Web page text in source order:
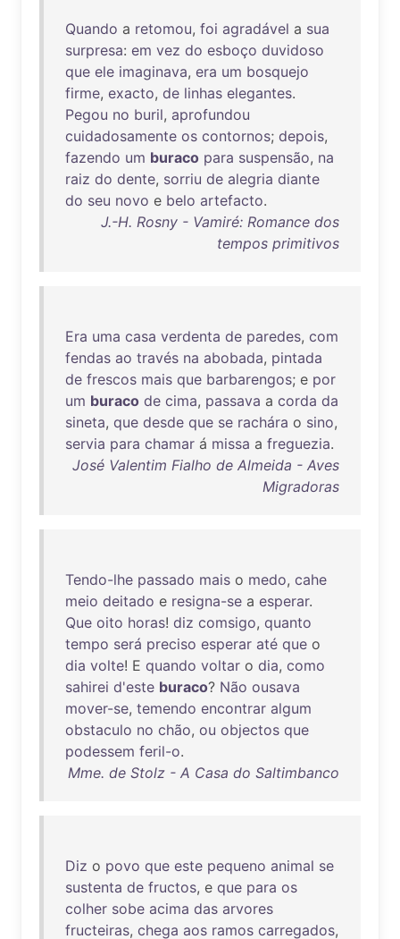
Quando a retomou, foi agradável a sua
surpresa: em vez do esboço duvidoso
que ele imaginava, era um bosquejo
firme, exacto, de linhas elegantes.
Pegou no buril, aprofundou
cuidadosamente os contornos; depois,
fazendo um buraco para suspensão, na
raiz do dente, sorriu de alegria diante
do seu novo e belo artefacto.
J.-H. Rosny - Vamiré: Romance dos
tempos primitivos
Era uma casa verdenta de paredes, com
fendas ao través na abobada, pintada
de frescos mais que barbarengos; e por
um buraco de cima, passava a corda da
sineta, que desde que se rachára o sino,
servia para chamar á missa a freguezia.
José Valentim Fialho de Almeida - Aves
Migradoras
Tendo-lhe passado mais o medo, cahe
meio deitado e resigna-se a esperar.
Que oito horas! diz comsigo, quanto
tempo será preciso esperar até que o
dia volte! E quando voltar o dia, como
sahirei d'este buraco? Não ousava
mover-se, temendo encontrar algum
obstaculo no chão, ou objectos que
podessem feril-o.
Mme. de Stolz - A Casa do Saltimbanco
Diz o povo que este pequeno animal se
sustenta de fructos, e que para os
colher sobe acima das arvores
fructeiras, chega aos ramos carregados,